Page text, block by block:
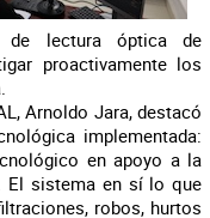
de lectura óptica de
proactivamente los
Arnoldo Jara, destacó
implementada:
en apoyo a la
El sistema en sí lo que
robos, hurtos